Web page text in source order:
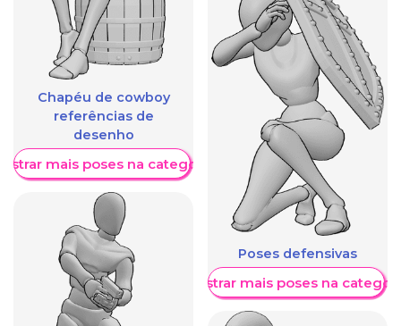
Chapéu de cowboy
referências de
desenho
mais poses na categoria
Poses defensivas
Mostrar mais poses na